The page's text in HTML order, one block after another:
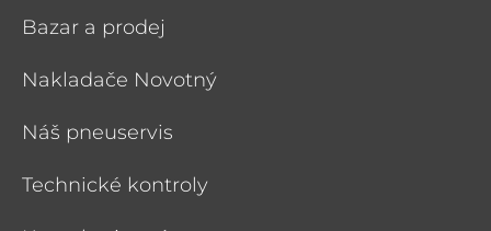
Bazar a prodej
Nakladače Novotný
Náš pneuservis
Technické kontroly